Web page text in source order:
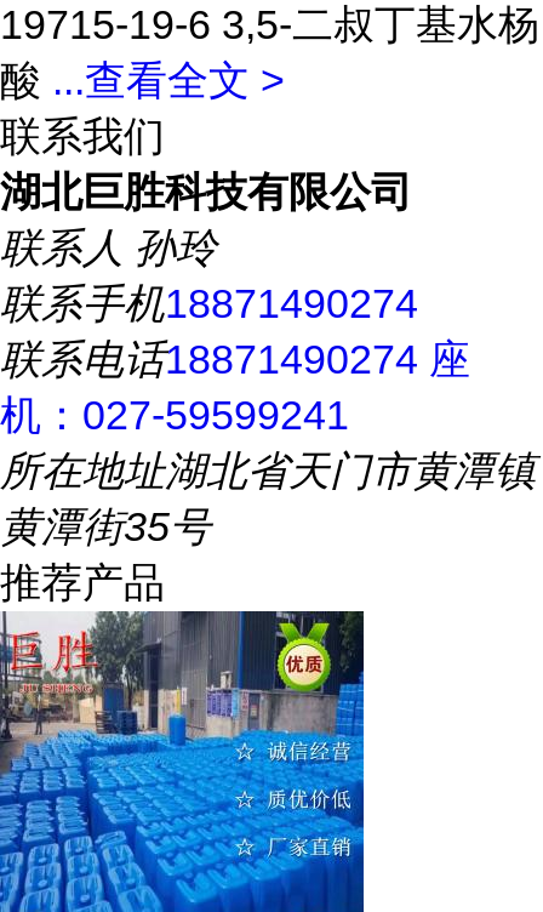
19715-19-6 3,5-二叔丁基水杨
酸 ...查看全文 >
联系我们
湖北巨胜科技有限公司
联系人 孙玲
联系手机18871490274
联系电话18871490274 座
机：027-59599241
所在地址湖北省天门市黄潭镇
黄潭街35号
推荐产品